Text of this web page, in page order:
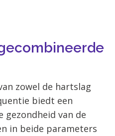
zowel de hartslag
biedt een
gezondheid van de
in beide parameters